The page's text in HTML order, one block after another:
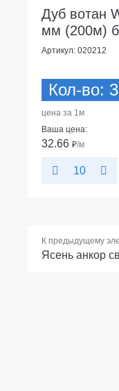
Дуб вотан
мм (200м)
Артикул: 020212
Кол-во:
цена за 1м
Ваша цена:
32.66 ₽/м
10
К предыдущему
Ясень анкор